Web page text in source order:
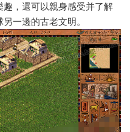
，還可以親身感受并了解
一邊的古老文明。